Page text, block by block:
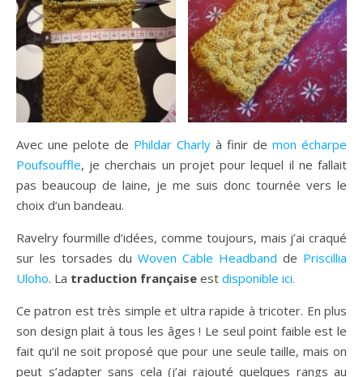
Avec une pelote de Phildar Charly à finir de mon écharpe
Poufsouffle, je cherchais un projet pour lequel il ne fallait
pas beaucoup de laine, je me suis donc tournée vers le
choix d’un bandeau.
Ravelry fourmille d’idées, comme toujours, mais j’ai craqué
sur les torsades du Woven Cable Headband de Priscillia
Uloho. La traduction française est disponible ici.
Ce patron est très simple et ultra rapide à tricoter. En plus
son design plait à tous les âges ! Le seul point faible est le
fait qu’il ne soit proposé que pour une seule taille, mais on
peut s’adapter sans cela (j’ai rajouté quelques rangs au